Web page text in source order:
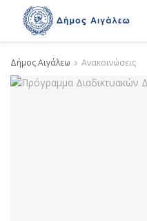
Δήμος Αιγάλεω Ανακοινώσεις